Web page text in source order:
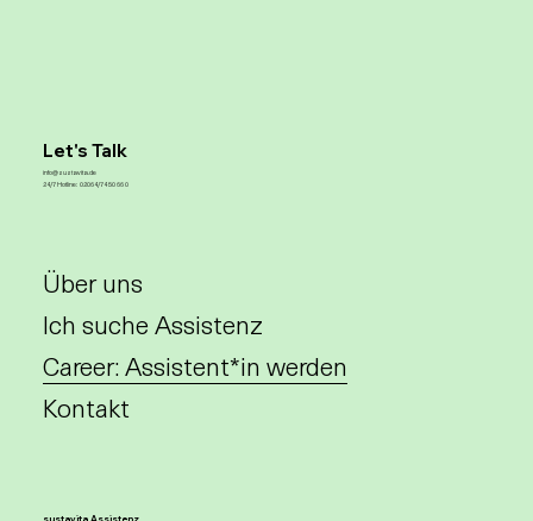
Let's Talk
info@sustavita.de
24/7 Hotline: 02064/74 50 66 0
sustavita Assistenz
Über uns
Ich suche Assistenz
Career: Assistent*in werden
Kontakt